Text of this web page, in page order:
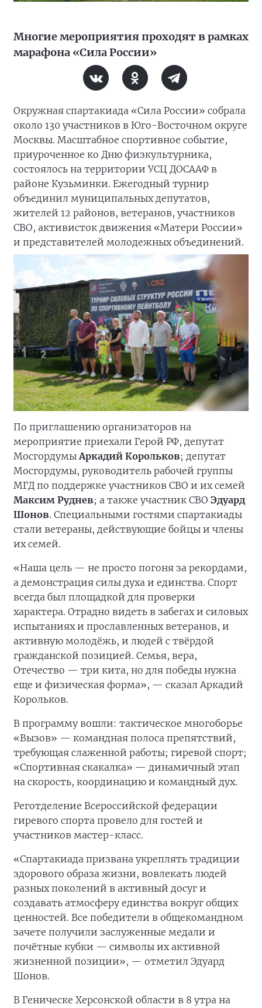
Многие мероприятия проходят в рамках
марафона «Сила России»
Окружная спартакиада «Сила России» собрала
около 130 участников в Юго-Восточном округе
Москвы. Масштабное спортивное событие,
приуроченное ко Дню физкультурника,
состоялось на территории УСЦ ДОСААФ в
районе Кузьминки. Ежегодный турнир
объединил муниципальных депутатов,
жителей 12 районов, ветеранов, участников
СВО, активисток движения «Матери России»
и представителей молодежных объединений.
По приглашению организаторов на
мероприятие приехали Герой РФ, депутат
МосгордумыАркадий Корольков; депутат
Мосгордумы, руководитель рабочей группы
МГД по поддержке участников СВО и их семей
Максим Руднев; а также участник СВО Эдуард
Шонов. Специальными гостями спартакиады
стали ветераны, действующие бойцы и члены
их семей.
«Наша цель — не просто погоня за рекордами,
а демонстрация силы духа и единства. Спорт
всегда был площадкой для проверки
характера. Отрадно видеть в забегах и силовых
испытаниях и прославленных ветеранов, и
активную молодёжь, и людей с твёрдой
гражданской позицией. Семья, вера,
Отечество — три кита, но для победы нужна
еще и физическая форма», — сказал Аркадий
Корольков.
В программу вошли: тактическое многоборье
«Вызов» — командная полоса препятствий,
требующая слаженной работы; гиревой спорт;
«Спортивная скакалка» — динамичный этап
на скорость, координацию и командный дух.
Реготделение Всероссийской федерации
гиревого спорта провело для гостей и
участников мастер-класс.
«Спартакиада призвана укреплять традиции
здорового образа жизни, вовлекать людей
разных поколений в активный досуг и
создавать атмосферу единства вокруг общих
ценностей. Все победители в общекомандном
зачете получили заслуженные медали и
почётные кубки — символы их активной
жизненной позиции», — отметил Эдуард
Шонов.
В Геническе Херсонской области в 8 утра на